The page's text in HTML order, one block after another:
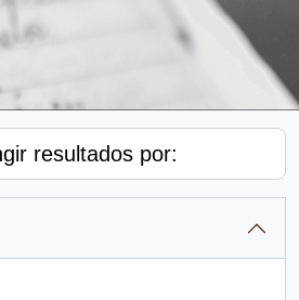
resultados por: